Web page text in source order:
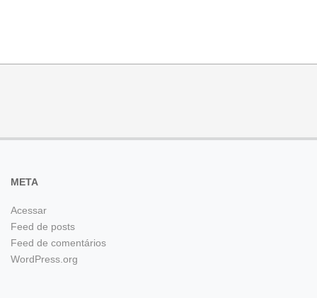
META
Acessar
Feed de posts
Feed de comentários
WordPress.org